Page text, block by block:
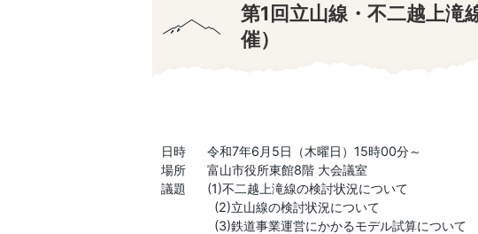
第1回立山線・不二越上滝
催）
日時 令和7年6月5日（木曜日）15時00分～
場所 富山市役所東館8階 大会議室
議題 (1)不二越上滝線の検討状況について
(2)立山線の検討状況について
(3)鉄道事業運営にかかるモデル試算について